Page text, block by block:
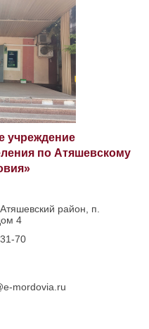
учреждение
по Атяшевскому
район, п.
4
70
mordovia.ru